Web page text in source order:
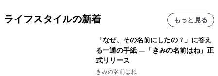
ライフスタイルの新着 もっと見る
「なぜ、その名前にしたの？」に答え
る一通の手紙 ―「きみの名前はね」正
式リリース
きみの名前はね